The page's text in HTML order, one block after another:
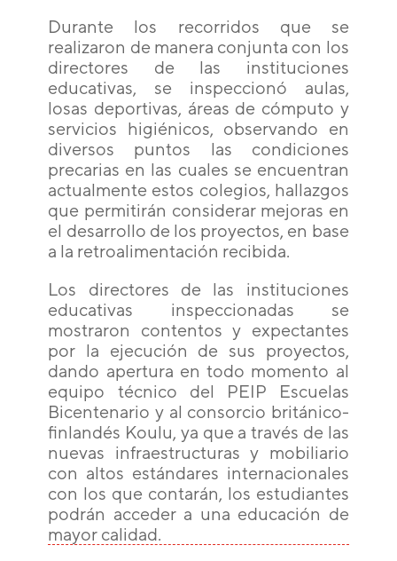
Durante los recorridos que se
realizaron de manera conjunta con los
directores de las instituciones
educativas, se inspeccionó aulas,
losas deportivas, áreas de cómputo y
servicios higiénicos, observando en
diversos puntos las condiciones
precarias en las cuales se encuentran
actualmente estos colegios, hallazgos
que permitirán considerar mejoras en
el desarrollo de los proyectos, en base
a la retroalimentación recibida.
Los directores de las instituciones
educativas inspeccionadas se
mostraron contentos y expectantes
por la ejecución de sus proyectos,
dando apertura en todo momento al
equipo técnico del PEIP Escuelas
Bicentenario y al consorcio británico-
finlandés Koulu, ya que a través de las
nuevas infraestructuras y mobiliario
con altos estándares internacionales
con los que contarán, los estudiantes
podrán acceder a una educación de
mayor calidad.